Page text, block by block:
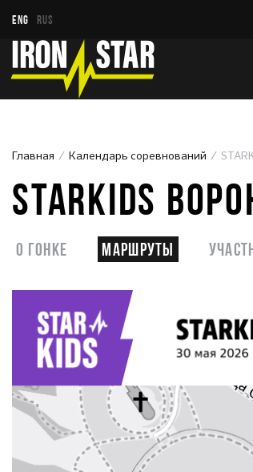
ENG RUS
Главная Календарь соревнований
STARKIDS
О гонке Маршруты